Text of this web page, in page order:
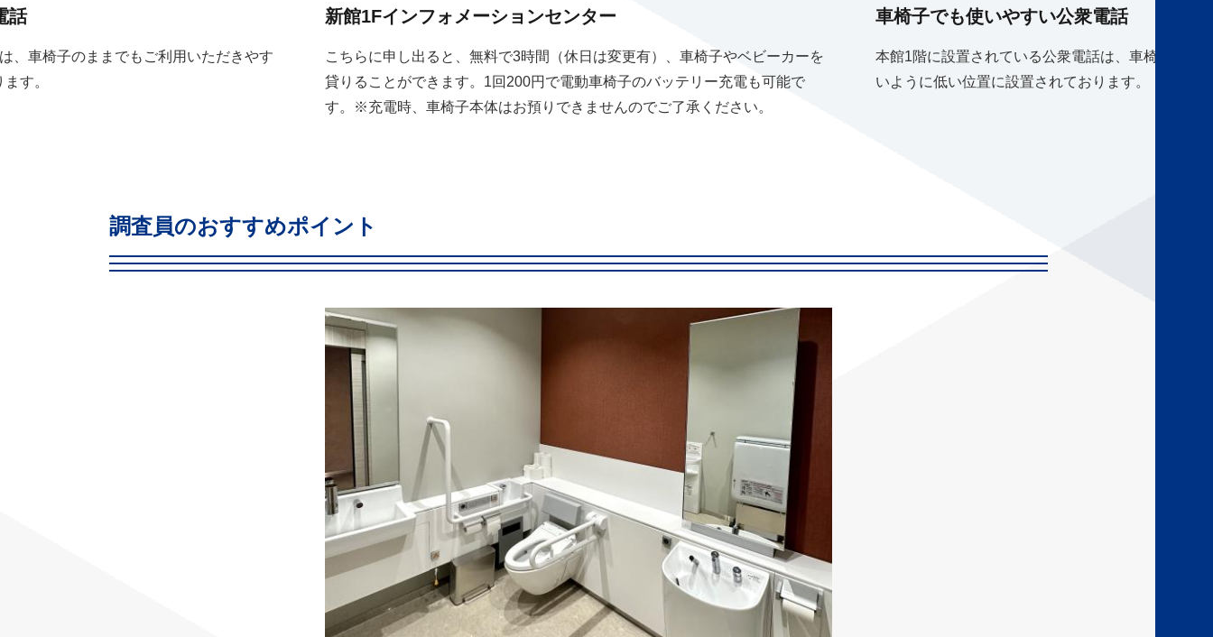
話
、車椅子のままでもご利用いただきやす
す。
新館1Fインフォメーションセンター
こちらに申し出ると、無料で3時間（休日は変更有）、車椅子やベビーカーを
貸りることができます。1回200円で電動車椅子のバッテリー充電も可能で
す。※充電時、車椅子本体はお預りできませんのでご了承ください。
車椅子でも使いやすい公衆電話
本館1階に設置されている公衆電話は、車椅子のま
いように低い位置に設置されております。
調査員のおすすめポイント